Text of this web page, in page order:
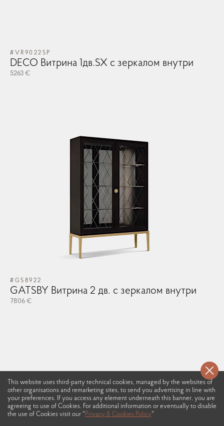
This website uses third-party technical cookies, managed by the websites of
other organisations and remarketing sites, to send you advertising in line with
your preferences. If you access any element underneath this banner, you are
agreeing to use of Cookies. For additional information or eventually to disable
the use of Cookies visit our " Privacy & Cookies Policy"
#VR9022SP
DECO Витрина 1дв.SX с зеркалом внутри
5263 €
#GS8922
GATSBY Витрина 2 дв. с зеркалом внутри
7806 €